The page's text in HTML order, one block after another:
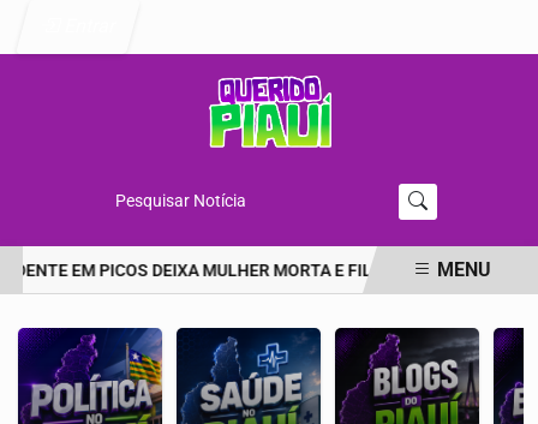
Pesquisar Notícia
EM PICOS DEIXA MULHER MORTA E FILHA EM ESTADO
MENU